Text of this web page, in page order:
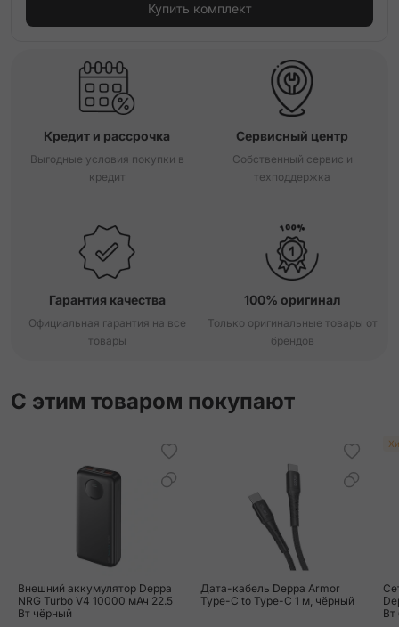
Купить комплект
Кредит и рассрочка
Выгодные условия покупки в
кредит
Сервисный центр
Собственный сервис и
техподдержка
Гарантия качества
Официальная гарантия на все
товары
100% оригинал
Только оригинальные товары от
брендов
С этим товаром покупают
Внешний аккумулятор Deppa
NRG Turbo V4 10000 мАч 22.5
Вт чёрный
Дата-кабель Deppa Armor
Type-C to Type-C 1 м, чёрный
Вт